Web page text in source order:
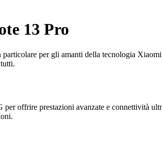
13 Pro
per gli amanti della tecnologia
offrire prestazioni avanzate e connettività